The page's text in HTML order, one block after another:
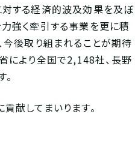
する経済的波及効果を及ぼ
強く牽引する事業を更に積
今後取り組まれることが期待
により全国で2,148社、長野
献してまいります。